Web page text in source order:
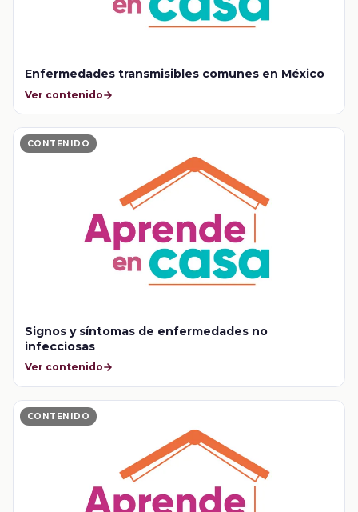
Enfermedades transmisibles comunes en México
Ver contenido
CONTENIDO
Signos y síntomas de enfermedades no
infecciosas
Ver contenido
CONTENIDO